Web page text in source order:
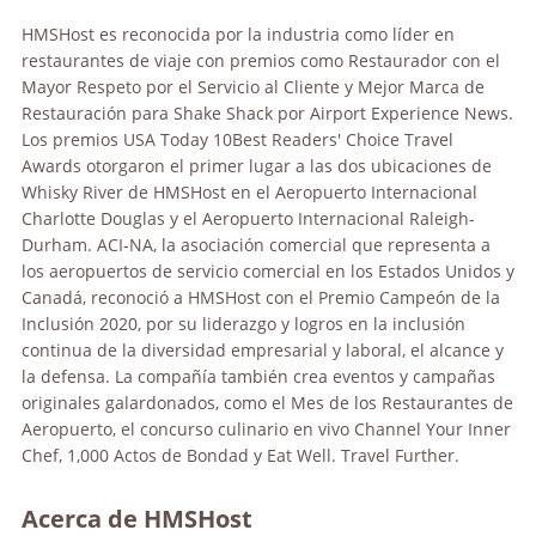
HMSHost es reconocida por la industria como líder en
restaurantes de viaje con premios como Restaurador con el
Mayor Respeto por el Servicio al Cliente y Mejor Marca de
Restauración para Shake Shack por Airport Experience News.
Los premios USA Today 10Best Readers' Choice Travel
Awards otorgaron el primer lugar a las dos ubicaciones de
Whisky River de HMSHost en el Aeropuerto Internacional
Charlotte Douglas y el Aeropuerto Internacional Raleigh-
Durham. ACI-NA, la asociación comercial que representa a
los aeropuertos de servicio comercial en los Estados Unidos y
Canadá, reconoció a HMSHost con el Premio Campeón de la
Inclusión 2020, por su liderazgo y logros en la inclusión
continua de la diversidad empresarial y laboral, el alcance y
la defensa. La compañía también crea eventos y campañas
originales galardonados, como el Mes de los Restaurantes de
Aeropuerto, el concurso culinario en vivo Channel Your Inner
Chef, 1,000 Actos de Bondad y Eat Well. Travel Further.
Acerca de HMSHost